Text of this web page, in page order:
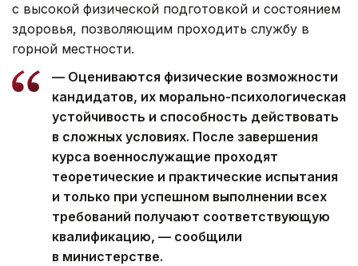
с высокой физической подготовкой и состоянием
здоровья, позволяющим проходить службу в
горной местности.
— Оцениваются физические возможности
кандидатов, их морально-психологическая
устойчивость и способность действовать
в сложных условиях. После завершения
курса военнослужащие проходят
теоретические и практические испытания
и только при успешном выполнении всех
требований получают соответствующую
квалификацию, — сообщили
в министерстве.